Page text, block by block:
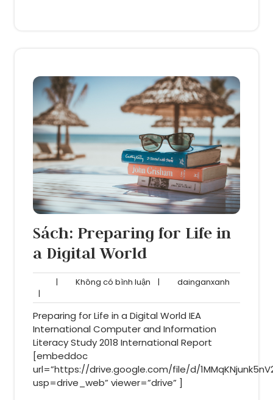
Sách: Preparing for Life in
a Digital World
| Không có bình luận Không
bình
luận
| dainganxanh
|
Preparing for Life in a Digital World IEA
International Computer and Information
Literacy Study 2018 International Report
[embeddoc
url=”https://drive.google.com/file/d/
usp=drive_web” viewer=”drive” ]